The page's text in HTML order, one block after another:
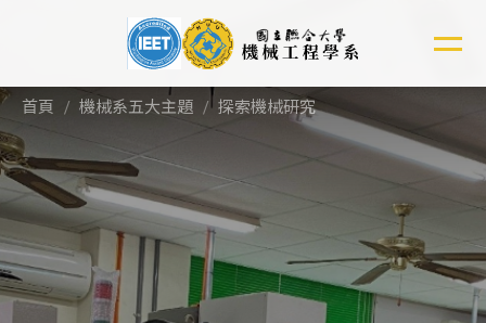
要
內
容
區
首頁 機械系五大主題 探索機械研究